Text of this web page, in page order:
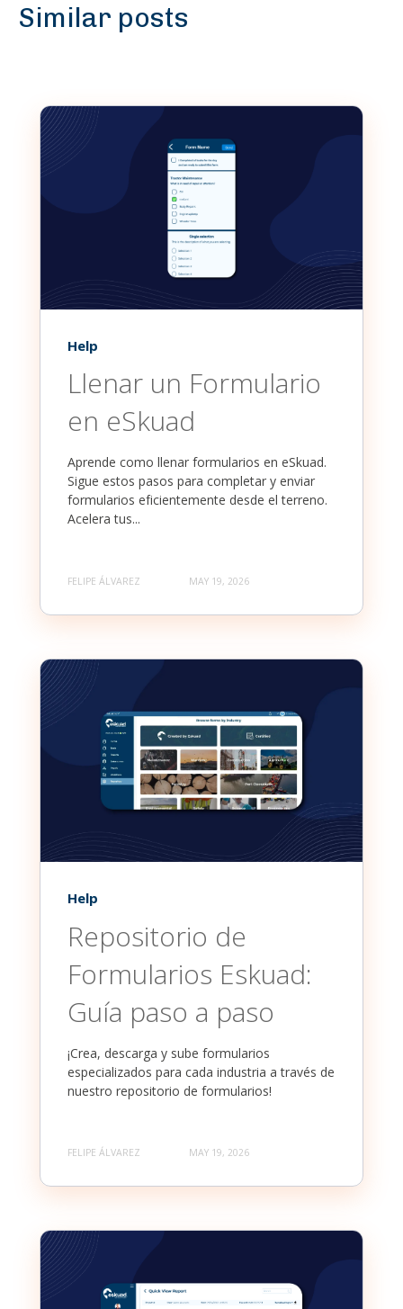
Similar posts
Help
Llenar un Formulario
en eSkuad
Aprende como llenar formularios en eSkuad.
Sigue estos pasos para completar y enviar
formularios eficientemente desde el terreno.
Acelera tus...
FELIPE ÁLVAREZ MAY 19, 2026
Help
Repositorio de
Formularios Eskuad:
Guía paso a paso
¡Crea, descarga y sube formularios
especializados para cada industria a través de
nuestro repositorio de formularios!
FELIPE ÁLVAREZ MAY 19, 2026